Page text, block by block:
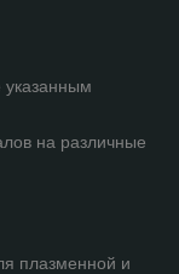
указанным
на различные
плазменной и